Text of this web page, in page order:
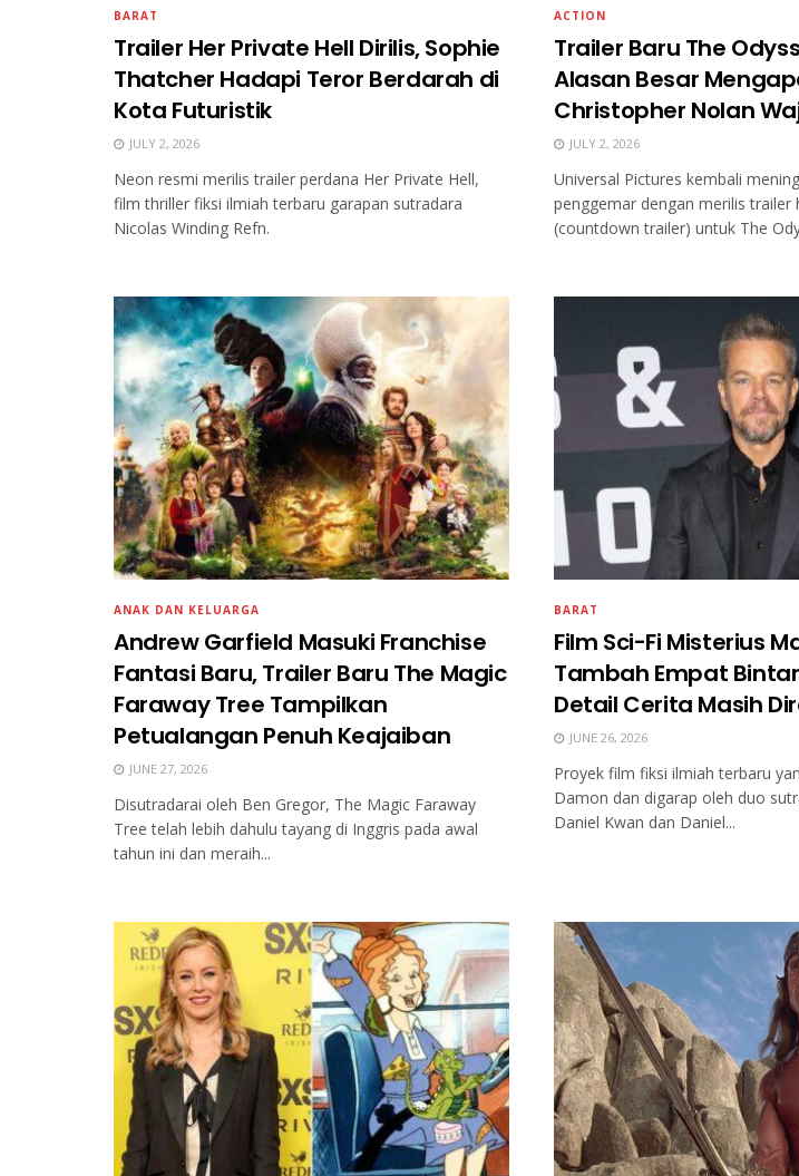
BARAT
Trailer Her Private Hell Dirilis, Sophie
Thatcher Hadapi Teror Berdarah di
Kota Futuristik
JULY 2, 2026
Neon resmi merilis trailer perdana Her Private Hell,
film thriller fiksi ilmiah terbaru garapan sutradara
Nicolas Winding Refn.
ACTION
Trailer Baru The
Alasan Besar
Christopher Nolan
JULY 2, 2026
Universal Pictures kembali
penggemar dengan merilis trailer
(countdown trailer) untuk The
ANAK DAN KELUARGA
Andrew Garfield Masuki Franchise
Fantasi Baru, Trailer Baru The Magic
Faraway Tree Tampilkan
Petualangan Penuh Keajaiban
JUNE 27, 2026
Disutradarai oleh Ben Gregor, The Magic Faraway
Tree telah lebih dahulu tayang di Inggris pada awal
tahun ini dan meraih...
BARAT
Film Sci-Fi Misterius
Tambah Empat
Detail Cerita Masih
JUNE 26, 2026
Proyek film fiksi ilmiah terbaru
Damon dan digarap oleh duo
Daniel Kwan dan Daniel...